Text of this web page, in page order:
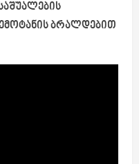
ბრალდებით